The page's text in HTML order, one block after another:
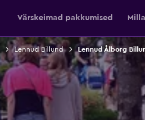
Värskeimad pakkumised
Lennud Billund Lennud Ålborg